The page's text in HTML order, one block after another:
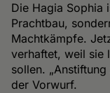
Die Hagia Sophia
Prachtbau,
Machtkämpfe.
verhaftet, weil sie
sollen.
der Vorwurf.